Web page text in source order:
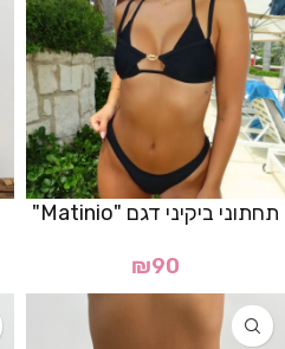
תחתוני ביקיני דגם "Matinio"
₪90